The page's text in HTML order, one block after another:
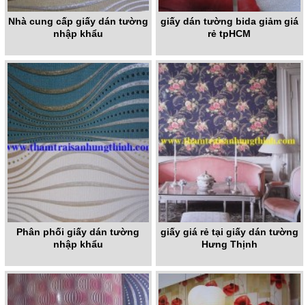
Nhà cung cấp giấy dán tường
nhập khẩu
giấy dán tường bida giảm giá
rẻ tpHCM
Phân phối giấy dán tường
nhập khẩu
giấy giá rẻ tại giấy dán tường
Hưng Thịnh